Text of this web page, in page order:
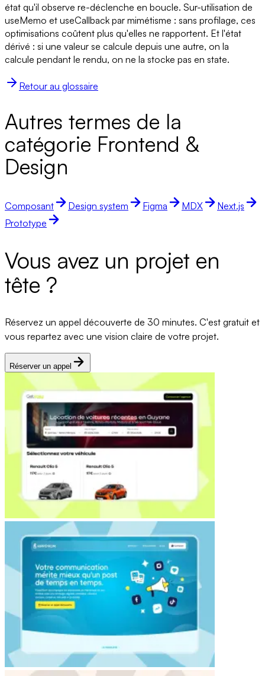
état qu'il observe re-déclenche en boucle. Sur-utilisation de
useMemo et useCallback par mimétisme : sans profilage, ces
optimisations coûtent plus qu'elles ne rapportent. Et l'état
dérivé : si une valeur se calcule depuis une autre, on la
calcule pendant le rendu, on ne la stocke pas en state.
Retour au glossaire
Autres termes de la
catégorie Frontend &
Design
Composant Design system Figma MDX
Next.js
Prototype
Vous avez un projet en
tête ?
Réservez un appel découverte de 30 minutes. C'est gratuit et
vous repartez avec une vision claire de votre projet.
Réserver un appel